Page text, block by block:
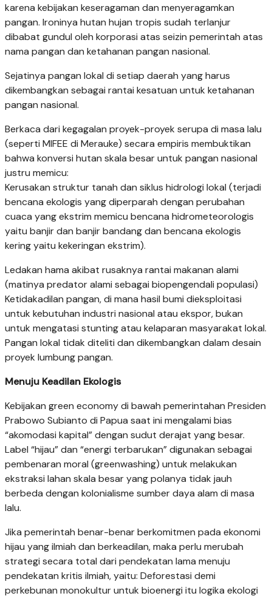
karena kebijakan keseragaman dan menyeragamkan
pangan. Ironinya hutan hujan tropis sudah terlanjur
dibabat gundul oleh korporasi atas seizin pemerintah atas
nama pangan dan ketahanan pangan nasional.
Sejatinya pangan lokal di setiap daerah yang harus
dikembangkan sebagai rantai kesatuan untuk ketahanan
pangan nasional.
Berkaca dari kegagalan proyek-proyek serupa di masa lalu
(seperti MIFEE di Merauke) secara empiris membuktikan
bahwa konversi hutan skala besar untuk pangan nasional
justru memicu:
Kerusakan struktur tanah dan siklus hidrologi lokal (terjadi
bencana ekologis yang diperparah dengan perubahan
cuaca yang ekstrim memicu bencana hidrometeorologis
yaitu banjir dan banjir bandang dan bencana ekologis
kering yaitu kekeringan ekstrim).
Ledakan hama akibat rusaknya rantai makanan alami
(matinya predator alami sebagai biopengendali populasi)
Ketidakadilan pangan, di mana hasil bumi dieksploitasi
untuk kebutuhan industri nasional atau ekspor, bukan
untuk mengatasi stunting atau kelaparan masyarakat lokal.
Pangan lokal tidak diteliti dan dikembangkan dalam desain
proyek lumbung pangan.
Menuju Keadilan Ekologis
Kebijakan green economy di bawah pemerintahan Presiden
Prabowo Subianto di Papua saat ini mengalami bias
“akomodasi kapital” dengan sudut derajat yang besar.
Label “hijau” dan “energi terbarukan” digunakan sebagai
pembenaran moral (greenwashing) untuk melakukan
ekstraksi lahan skala besar yang polanya tidak jauh
berbeda dengan kolonialisme sumber daya alam di masa
lalu.
Jika pemerintah benar-benar berkomitmen pada ekonomi
hijau yang ilmiah dan berkeadilan, maka perlu merubah
strategi secara total dari pendekatan lama menuju
pendekatan kritis ilmiah, yaitu: Deforestasi demi
perkebunan monokultur untuk bioenergi itu logika ekologi